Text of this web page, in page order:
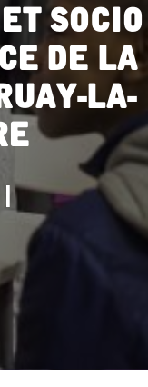
Socio
de la
la-